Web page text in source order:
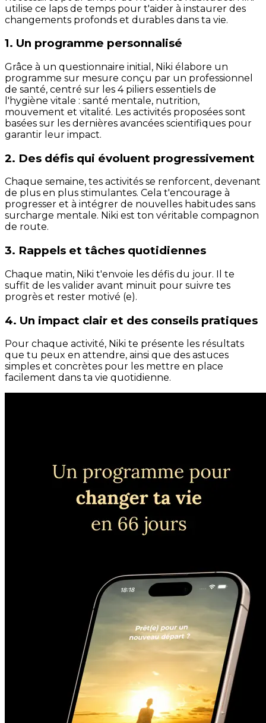
utilise ce laps de temps pour t'aider à instaurer des
changements profonds et durables dans ta vie.
1. Un programme personnalisé
Grâce à un questionnaire initial, Niki élabore un
programme sur mesure conçu par un professionnel
de santé, centré sur les 4 piliers essentiels de
l'hygiène vitale : santé mentale, nutrition,
mouvement et vitalité. Les activités proposées sont
basées sur les dernières avancées scientifiques pour
garantir leur impact.
2. Des défis qui évoluent progressivement
Chaque semaine, tes activités se renforcent, devenant
de plus en plus stimulantes. Cela t'encourage à
progresser et à intégrer de nouvelles habitudes sans
surcharge mentale. Niki est ton véritable compagnon
de route.
3. Rappels et tâches quotidiennes
Chaque matin, Niki t'envoie les défis du jour. Il te
suffit de les valider avant minuit pour suivre tes
progrès et rester motivé (e).
4. Un impact clair et des conseils pratiques
Pour chaque activité, Niki te présente les résultats
que tu peux en attendre, ainsi que des astuces
simples et concrètes pour les mettre en place
facilement dans ta vie quotidienne.